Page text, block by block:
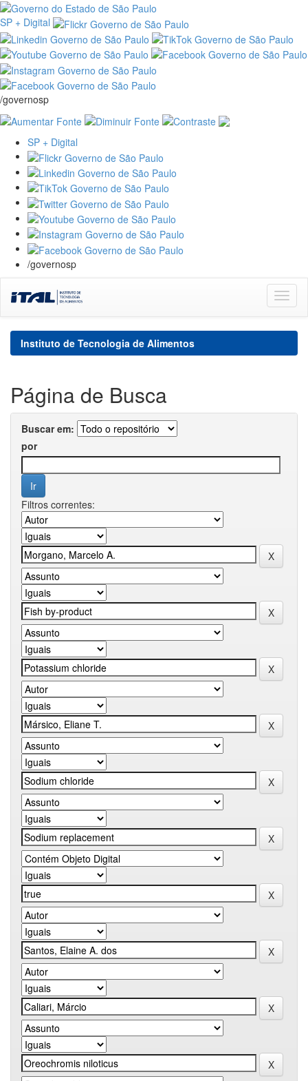
SP + Digital
/governosp
SP + Digital
/governosp
navigation
Instituto de Tecnologia de Alimentos
Página de Busca
Buscar em:
por
Filtros correntes: